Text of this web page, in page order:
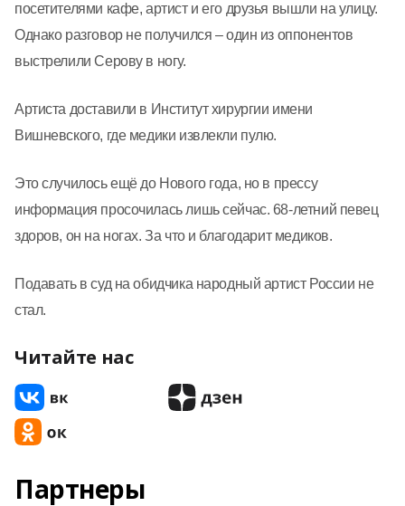
посетителями кафе, артист и его друзья вышли на улицу.
Однако разговор не получился – один из оппонентов
выстрелили Серову в ногу.
Артиста доставили в Институт хирургии имени
Вишневского, где медики извлекли пулю.
Это случилось ещё до Нового года, но в прессу
информация просочилась лишь сейчас. 68-летний певец
здоров, он на ногах. За что и благодарит медиков.
Подавать в суд на обидчика народный артист России не
стал.
Читайте нас
Партнеры